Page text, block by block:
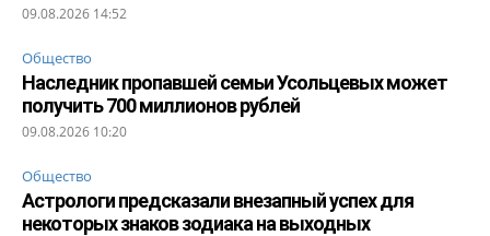
09.08.2026 14:52
Общество
Наследник пропавшей семьи Усольцевых может
получить 700 миллионов рублей
09.08.2026 10:20
Общество
Астрологи предсказали внезапный успех для
некоторых знаков зодиака на выходных